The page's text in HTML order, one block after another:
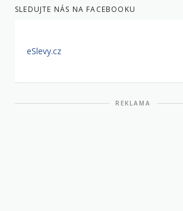
SLEDUJTE NÁS NA FACEBOOKU
eSlevy.cz
REKLAMA